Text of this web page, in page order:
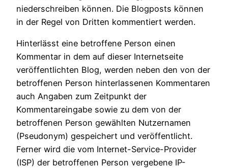
niederschreiben können. Die Blogposts können
in der Regel von Dritten kommentiert werden.
Hinterlässt eine betroffene Person einen
Kommentar in dem auf dieser Internetseite
veröffentlichten Blog, werden neben den von der
betroffenen Person hinterlassenen Kommentaren
auch Angaben zum Zeitpunkt der
Kommentareingabe sowie zu dem von der
betroffenen Person gewählten Nutzernamen
(Pseudonym) gespeichert und veröffentlicht.
Ferner wird die vom Internet-Service-Provider
(ISP) der betroffenen Person vergebene IP-